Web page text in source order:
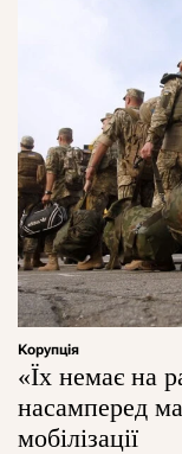
Корупція
«Їх немає на
насамперед
мобілізації